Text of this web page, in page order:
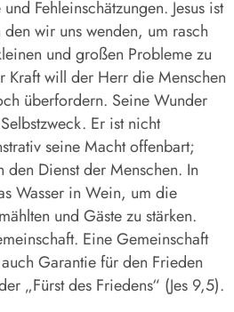
Fehleinschätzungen. Jesus ist
wir uns wenden, um rasch
und großen Probleme zu
Kraft will der Herr die Menschen
überfordern. Seine Wunder
Er ist nicht
seine Macht offenbart;
den Dienst der Menschen. In
Wasser in Wein, um die
und Gäste zu stärken.
Eine Gemeinschaft
Garantie für den Frieden
„Fürst des Friedens“ (Jes 9,5).